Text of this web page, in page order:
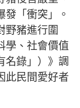
發「衝突」。
野豬進行圍
學、社會價值
名錄」）》調
此民間愛好者